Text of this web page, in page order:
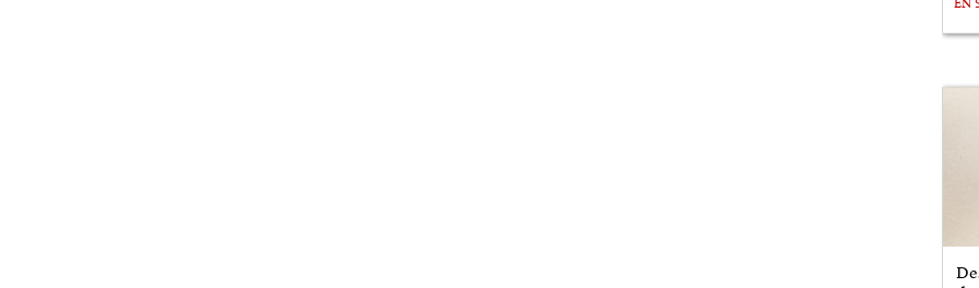
EN